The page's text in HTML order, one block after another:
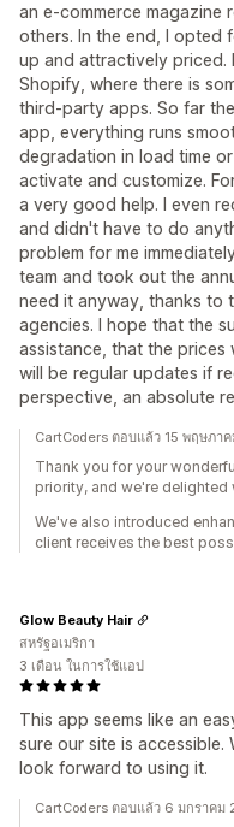
an e-commerce magazine
others. In the end, I opted
up and attractively priced.
Shopify, where there is
third-party apps. So far
app, everything runs
degradation in load time
activate and customize.
a very good help. I even
and didn't have to do
problem for me
team and took out the
need it anyway, thanks to
agencies. I hope that the
assistance, that the prices
will be regular updates if
perspective, an absolute
CartCoders ตอบแล้ว 15 พฤษภา
Thank you for your
priority, and we're delighted
We've also introduced
client receives the best
This app seems like an
sure our site is
look forward to using it.
Glow Beauty Hair
สหรัฐอเมริกา
3 เดือน ในการใช้แอป
CartCoders ตอบแล้ว 6 มกราคม